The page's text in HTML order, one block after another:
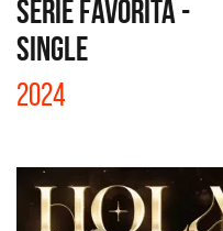
SERIE FAVORITA -
SINGLE
2024